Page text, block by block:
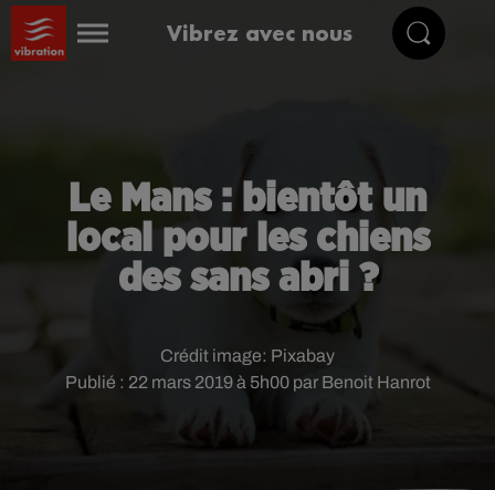
Vibrez avec nous
Le Mans : bientôt un
local pour les chiens
des sans abri ?
Publié : 22 mars 2019 à 5h00 par Benoit Hanrot
Crédit image: Pixabay